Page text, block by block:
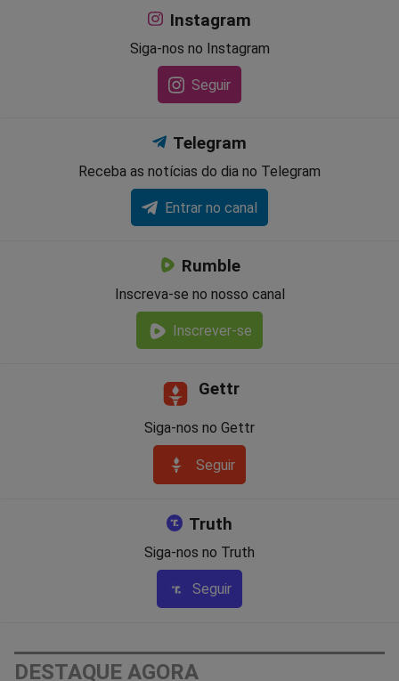
Instagram
Siga-nos no Instagram
Seguir
Telegram
Receba as notícias do dia no Telegram
Entrar no canal
Rumble
Inscreva-se no nosso canal
Inscrever-se
Gettr
Siga-nos no Gettr
Seguir
Truth
Siga-nos no Truth
Seguir
DESTAQUE AGORA